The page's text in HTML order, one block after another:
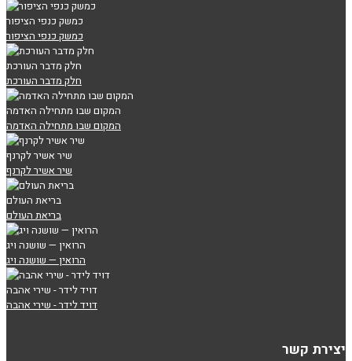
כמשק כנפי הציפור
כמשק כנפי הציפור
חלק מדבר העורכת
חלק מדבר העורכת
המקום שבו מתחילה האדמה
המקום שבו מתחילה האדמה
שיר אשיר לקרנף
שיר אשיר לקרנף
בריאת העולם
בריאת העולם
הרואין — שושנה ויג
הרואין — שושנה ויג
דויד לידר - שירי אהבה
דויד לידר - שירי אהבה
יצירת קשר